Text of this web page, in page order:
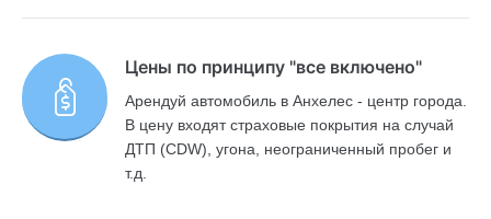
Цены по принципу "все включено"
Арендуй автомобиль в Анхелес - центр города.
В цену входят страховые покрытия на случай
ДТП (CDW), угона, неограниченный пробег и
т.д.